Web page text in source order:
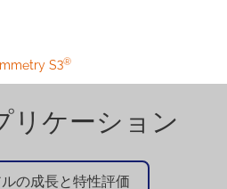
S3®
リケーション
の成長と特性評価